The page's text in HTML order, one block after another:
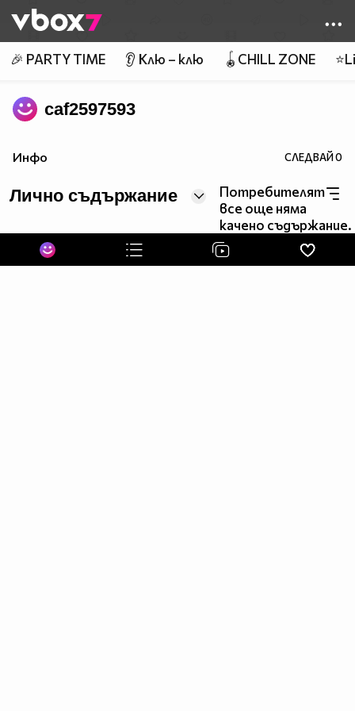
👾
🎉 PARTY TIME 👂 Клю – клю 🪀CHILL ZONE
caf2597593
Инфо СЛЕДВАЙ0
Лично съдържание
Потребителят
все още няма
качено съдържание.